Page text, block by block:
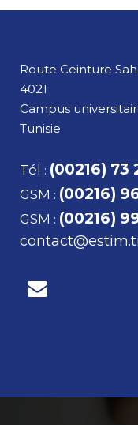
Route Ceinture
4021
Campus
Tunisie
Tél : (00216) 73
GSM : (00216)
GSM : (00216)